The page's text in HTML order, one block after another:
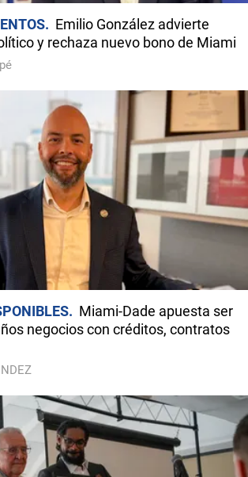
Emilio González advierte
y rechaza nuevo bono de Miami
Miami-Dade apuesta ser
negocios con créditos, contratos